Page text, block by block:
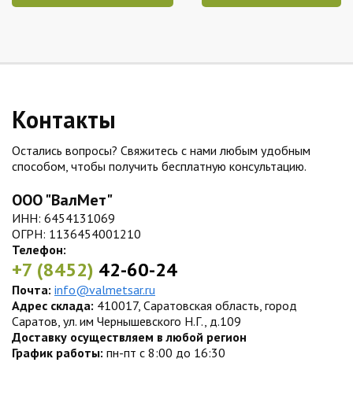
Контакты
Остались вопросы? Свяжитесь с нами любым удобным
способом, чтобы получить бесплатную консультацию.
ООО "ВалМет"
ИНН: 6454131069
ОГРН: 1136454001210
Телефон:
+7 (8452) 42-60-24
Почта: info@valmetsar.ru
Адрес склада: 410017, Саратовская область, город
Саратов, ул. им Чернышевского Н.Г., д.109
Доставку осуществляем в любой регион
График работы: пн-пт с 8:00 до 16:30